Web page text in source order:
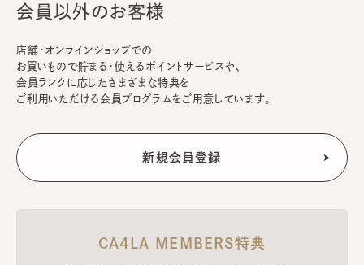
会員以外のお客様
店舗・オンラインショップでの
お買いもので貯まる・使えるポイントサービスや、
会員ランクに応じたさまざまな特典を
ご利用いただける会員プログラムをご用意しています。
CA4LA MEMBERS特典